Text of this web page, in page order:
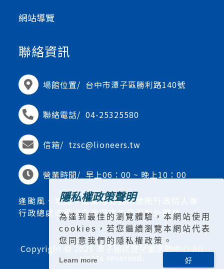
隱私權政策聲明
為達到最佳的瀏覽體驗，本網站使用
cookies，若您繼續瀏覽本網站代表
您同意我們的隱私權政策。
Learn more
網站導覽
聯絡資訊
場館位置/ 台中市潭子區勝利路140號
聯絡電話/ 04-25325580
信箱/ tzsc@lioneers.tw
營業時間/ 早上06：00 ~ 晚上10：00
逢颱風、地震、豪雨等天災均依照行政院人事
行政總處或臺中市政府宣佈是否對外開放
Copyright © 2021 潭子國民暨兒童運動中心 All
rights reserved.